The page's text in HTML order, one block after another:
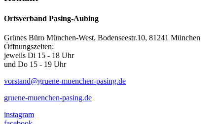
Ortsverband Pasing-Aubing
Grünes Büro München-West, Bodenseestr.10, 81241 München
Öffnungszeiten:
jeweils Di 15 - 18 Uhr
und Do 15 - 19 Uhr
vorstand@gruene-muenchen-pasing.de
gruene-muenchen-pasing.de
instagram